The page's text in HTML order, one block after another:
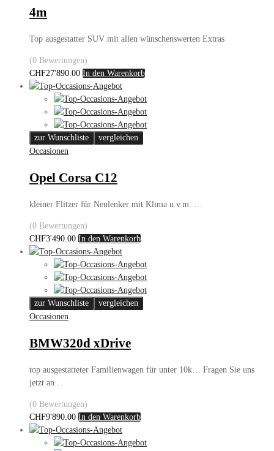
4m
Top ausgestatter SUV mit allen wünschenswerten Extras
(0 Bewertungen)
CHF27'890.00 In den Warenkorb
zur Wunschliste
vergleichen
Occasionen
Opel Corsa C12
kleiner Flitzer für Neulenker mit Klima u.v.m. …
(0 Bewertungen)
CHF3'490.00 In den Warenkorb
zur Wunschliste
vergleichen
Occasionen
BMW320d xDrive
top ausgestatteter Familienwagen für unter 10k… Fragen Sie uns
jetzt an…
(0 Bewertungen)
CHF9'890.00 In den Warenkorb